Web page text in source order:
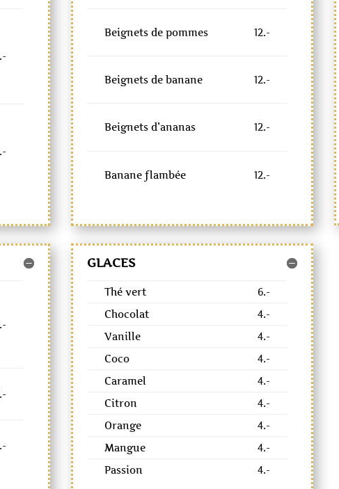
Beignets de pommes 12.-
Beignets de banane 12.-
Beignets d’ananas 12.-
Banane flambée 12.-
GLACES
Thé vert
6.-
Chocolat
4.-
Vanille
4.-
Coco
4.-
Caramel
4.-
Citron
4.-
Orange
4.-
Mangue
4.-
Passion
4.-